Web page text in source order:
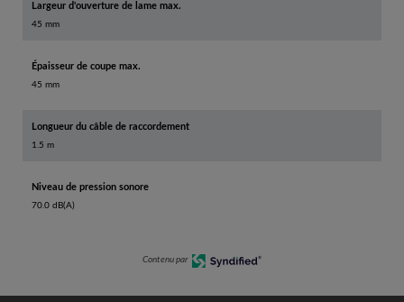
Largeur d'ouverture de lame max.
45 mm
Épaisseur de coupe max.
45 mm
Longueur du câble de raccordement
1.5 m
Niveau de pression sonore
70.0 dB(A)
Contenu par